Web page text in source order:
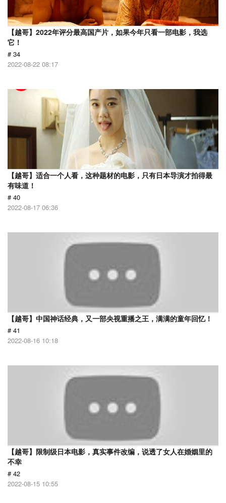
【越哥】2022年评分最高国产片，如果今年只看一部电影，我选
它！
# 34
2022-08-22 08:17
【越哥】适合一个人看，这种题材的电影，只有日本导演才拍得最
有味道！
# 40
2022-08-17 06:36
【越哥】中国神话经典，又一部央视重播之王，满满的童年回忆！
# 41
2022-08-16 10:18
【越哥】限制级日本电影，真实事件改编，说透了女人在婚姻里的
不幸
# 42
2022-08-15 10:55